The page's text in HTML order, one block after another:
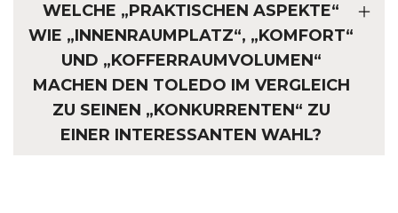
WELCHE „PRAKTISCHEN ASPEKTE“
WIE „INNENRAUMPLATZ“, „KOMFORT“
UND „KOFFERRAUMVOLUMEN“
MACHEN DEN TOLEDO IM VERGLEICH
ZU SEINEN „KONKURRENTEN“ ZU
EINER INTERESSANTEN WAHL?